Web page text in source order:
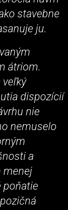
stavebne
ju.
átriom.
dispozícií
nie
nemuselo
a
menej
poňatie